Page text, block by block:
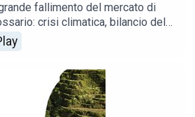
fallimento del mercato di
crisi climatica, bilancio del
per il clima, finanza per il clima,
cambiamenti climatici,
cambiamenti climatici, finanza per
naturale, energie rinnovabili,
combinato